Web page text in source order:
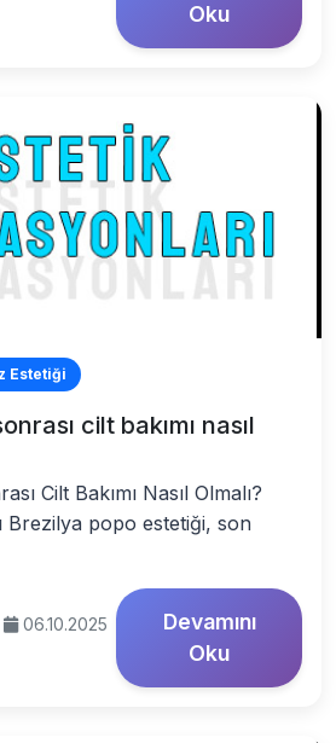
Oku
Estetiği
cilt bakımı nasıl
Cilt Bakımı Nasıl Olmalı?
Brezilya popo estetiği, son
06.10.2025
Devamını
Oku